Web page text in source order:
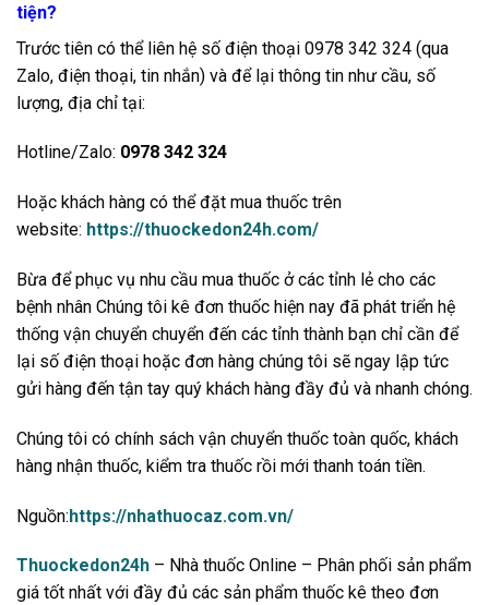
tiện?
Trước tiên có thể liên hệ số điện thoại 0978 342 324 (qua
Zalo, điện thoại, tin nhắn) và để lại thông tin như cầu, số
lượng, địa chỉ tại:
Hotline/Zalo: 0978 342 324
Hoặc khách hàng có thể đặt mua thuốc trên
website: https://thuockedon24h.com/
Bừa để phục vụ nhu cầu mua thuốc ở các tỉnh lẻ cho các
bệnh nhân Chúng tôi kê đơn thuốc hiện nay đã phát triển hệ
thống vận chuyển chuyển đến các tỉnh thành bạn chỉ cần để
lại số điện thoại hoặc đơn hàng chúng tôi sẽ ngay lập tức
gửi hàng đến tận tay quý khách hàng đầy đủ và nhanh chóng.
Chúng tôi có chính sách vận chuyển thuốc toàn quốc, khách
hàng nhận thuốc, kiểm tra thuốc rồi mới thanh toán tiền.
Nguồn:https://nhathuocaz.com.vn/
Thuockedon24h – Nhà thuốc Online – Phân phối sản phẩm
giá tốt nhất với đầy đủ các sản phẩm thuốc kê theo đơn